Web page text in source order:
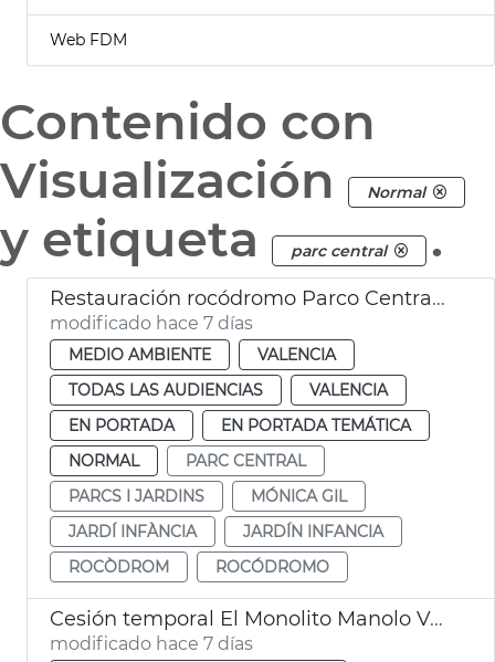
Web FDM
Contenido con
Visualización
Normal
y etiqueta parc central .
Restauración rocódromo Parco Central València
modificado hace 7 días
MEDIO AMBIENTE
VALENCIA
TODAS LAS AUDIENCIAS
VALENCIA
EN PORTADA
EN PORTADA TEMÁTICA
NORMAL
PARC CENTRAL
PARCS I JARDINS
MÓNICA GIL
JARDÍ INFÀNCIA
JARDÍN INFANCIA
ROCÒDROM
ROCÓDROMO
Cesión temporal El Monolito Manolo Valdés
modificado hace 7 días